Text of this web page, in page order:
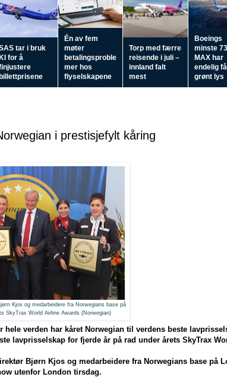
tar i bruk
for å
Én av fem
møter
betalingsproble
mer hos
flyselskapene
Torp med færre
reisende i juli –
innland falt
mest
Boeings
minste
MAX har
endelig
grønt lys
i prestisjefylt kåring
Kjos og medarbeidere fra Norwegians base på
SkyTrax World Airline Awards (Norwegian)
hele verden har kåret Norwegian til verdens beste
lavprisselskap for fjerde år på rad under årets SkyTrax
Bjørn Kjos og medarbeidere fra Norwegians base på
utenfor London tirsdag.